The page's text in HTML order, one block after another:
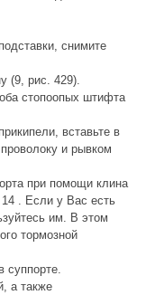
снимите
(9, рис. 429).
стопоопых штифта
вставьте в
и рывком
при помощи клина
14 . Если у Вас есть
им. В этом
тормозной
суппорте.
а также